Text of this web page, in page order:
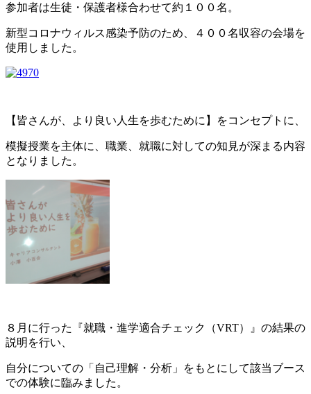
参加者は生徒・保護者様合わせて約１００名。
新型コロナウィルス感染予防のため、４００名収容の会場を
使用しました。
【皆さんが、より良い人生を歩むために】をコンセプトに、
模擬授業を主体に、職業、就職に対しての知見が深まる内容
となりました。
８月に行った『就職・進学適合チェック（VRT）』の結果の
説明を行い、
自分についての「自己理解・分析」をもとにして該当ブース
での体験に臨みました。